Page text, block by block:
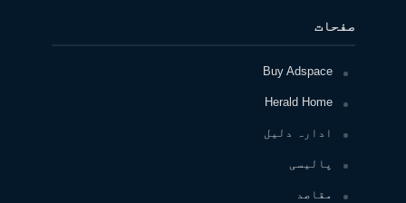
صفحات
Buy Adspace
Herald Home
ادارہ دلیل
پالیسی
مقاصد